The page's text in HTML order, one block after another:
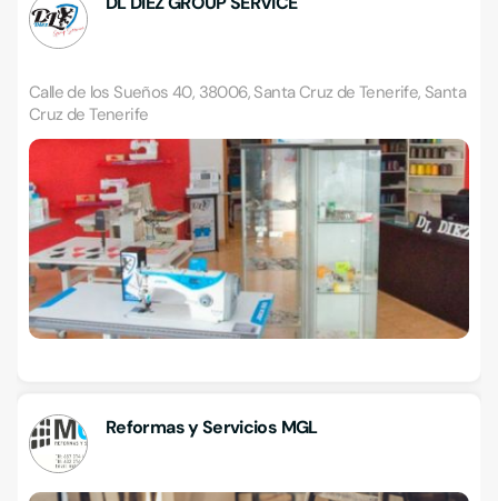
Calle de los Sueños 40, 38006, Santa Cruz de Tenerife, Santa
Cruz de Tenerife
Reformas y Servicios MGL